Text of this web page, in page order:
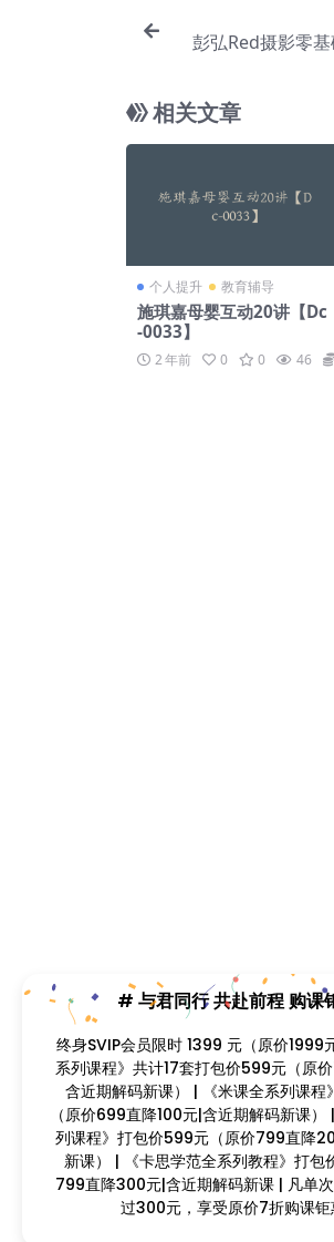
彭弘Red摄影零
相关文章
个人提升 教育辅导
施琪嘉母婴互动20讲【Dc
-0033】
2 年前 0 0 46
找课程网（
合平台，自2015年开设以来，历
为广大的学习爱好者提供优质的视
# 与君同行 共赴前程 购课
终身SVIP会员限时 1399 元（原价1999
系列课程》共计17套打包价599元（原
含近期解码新课） | 《米课全系列课
（原价699直降100元|含近期解码新课
列课程》打包价599元（原价799直降
新课） | 《卡思学范全系列教程》打
799直降300元|含近期解码新课 | 凡单
过300元，享受原价7折购课钜